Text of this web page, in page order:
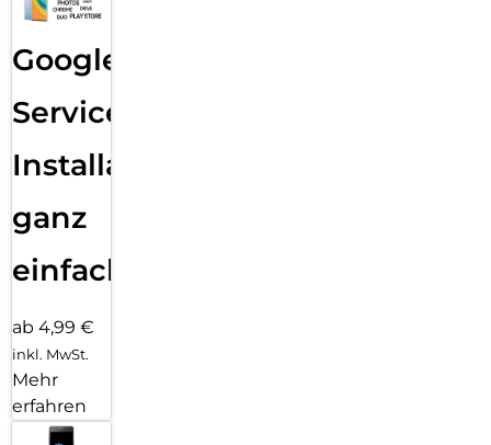
Google
Services
Installation
ganz
einfach
ab 4,99 €
inkl. MwSt.
Mehr
erfahren